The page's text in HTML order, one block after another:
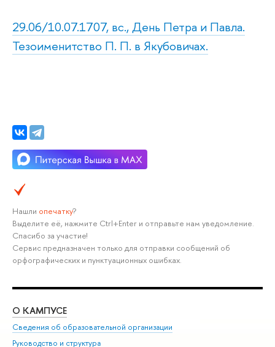
29.06/10.07.1707, вс., День Петра и Павла.
Тезоименитство П. П. в Якубовичах.
Нашли опечатку?
Выделите её, нажмите Ctrl+Enter и отправьте нам уведомление.
Спасибо за участие!
Сервис предназначен только для отправки сообщений об
орфографических и пунктуационных ошибках.
О КАМПУСЕ
Сведения об образовательной организации
Руководство и структура